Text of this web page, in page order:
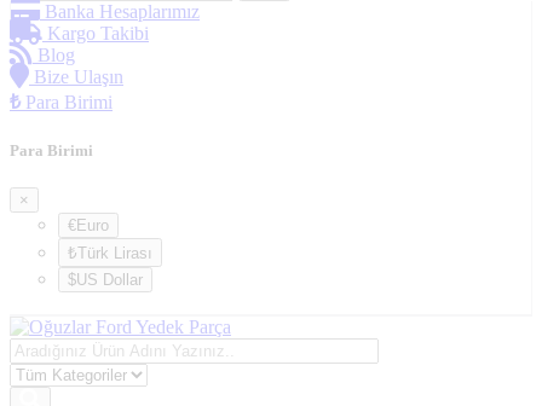
Banka Hesaplarımız
Kargo Takibi
Blog
Bize Ulaşın
₺ Para Birimi
Para Birimi
×
€Euro
₺Türk Lirası
$US Dollar